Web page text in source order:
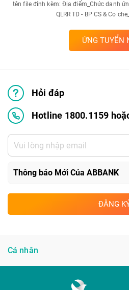
tên file đính kèm: Địa điểm_Chức danh
QLRR TD - BP CS & Co
ỨNG TUYỂN
Hỏi đáp
Hotline 1800.1159
ĐĂNG
Cá nhân